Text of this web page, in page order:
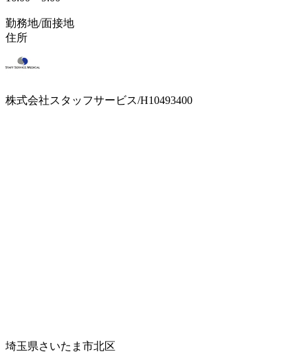
勤務地/面接地
住所
株式会社スタッフサービス/H10493400
埼玉県さいたま市北区